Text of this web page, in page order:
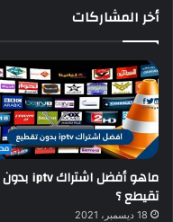
أخر المشاركات
ماهو أفضل اشتراك iptv بدون
تقيطع ؟
18 ديسمبر، 2021